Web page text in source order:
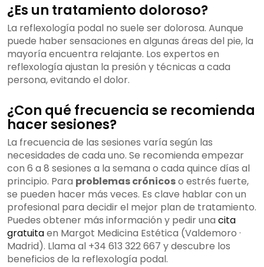
¿Es un tratamiento doloroso?
La reflexología podal no suele ser dolorosa. Aunque
puede haber sensaciones en algunas áreas del pie, la
mayoría encuentra relajante. Los expertos en
reflexología ajustan la presión y técnicas a cada
persona, evitando el dolor.
¿Con qué frecuencia se recomienda
hacer sesiones?
La frecuencia de las sesiones varía según las
necesidades de cada uno. Se recomienda empezar
con 6 a 8 sesiones a la semana o cada quince días al
principio. Para problemas crónicoso estrés fuerte,
se pueden hacer más veces. Es clave hablar con un
profesional para decidir el mejor plan de tratamiento.
Puedes obtener más información y pedir una cita
gratuitaen Margot Medicina Estética (Valdemoro ·
Madrid). Llama al +34 613 322 667 y descubre los
beneficios de la reflexología podal.